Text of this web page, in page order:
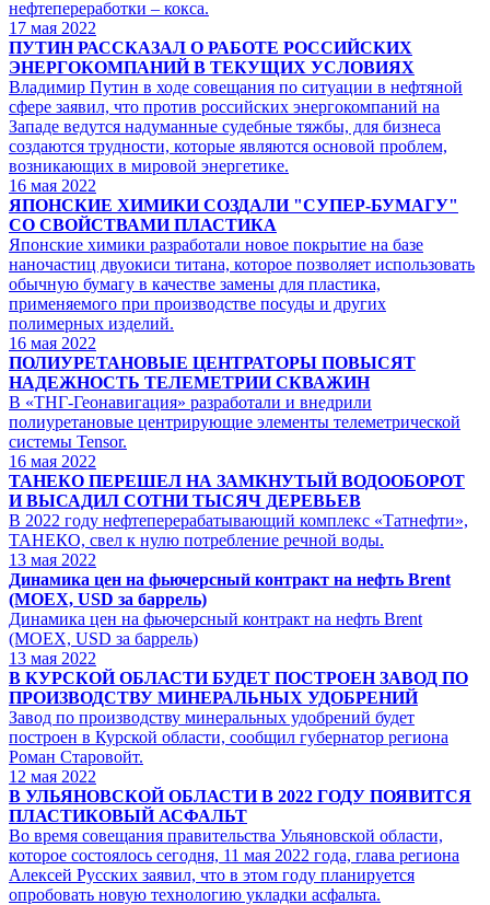
нефтепереработки – кокса.
17 мая 2022
ПУТИН РАССКАЗАЛ О РАБОТЕ РОССИЙСКИХ
ЭНЕРГОКОМПАНИЙ В ТЕКУЩИХ УСЛОВИЯХ
Владимир Путин в ходе совещания по ситуации в нефтяной
сфере заявил, что против российских энергокомпаний на
Западе ведутся надуманные судебные тяжбы, для бизнеса
создаются трудности, которые являются основой проблем,
возникающих в мировой энергетике.
16 мая 2022
ЯПОНСКИЕ ХИМИКИ СОЗДАЛИ "СУПЕР-БУМАГУ"
СО СВОЙСТВАМИ ПЛАСТИКА
Японские химики разработали новое покрытие на базе
наночастиц двуокиси титана, которое позволяет использовать
обычную бумагу в качестве замены для пластика,
применяемого при производстве посуды и других
полимерных изделий.
16 мая 2022
ПОЛИУРЕТАНОВЫЕ ЦЕНТРАТОРЫ ПОВЫСЯТ
НАДЕЖНОСТЬ ТЕЛЕМЕТРИИ СКВАЖИН
В «ТНГ-Геонавигация» разработали и внедрили
полиуретановые центрирующие элементы телеметрической
системы Tensor.
16 мая 2022
ТАНЕКО ПЕРЕШЕЛ НА ЗАМКНУТЫЙ ВОДООБОРОТ
И ВЫСАДИЛ СОТНИ ТЫСЯЧ ДЕРЕВЬЕВ
В 2022 году нефтеперерабатывающий комплекс «Татнефти»,
ТАНЕКО, свел к нулю потребление речной воды.
13 мая 2022
Динамика цен на фьючерсный контракт на нефть Brent
(MOEX, USD за баррель)
Динамика цен на фьючерсный контракт на нефть Brent
(MOEX, USD за баррель)
13 мая 2022
В КУРСКОЙ ОБЛАСТИ БУДЕТ ПОСТРОЕН ЗАВОД ПО
ПРОИЗВОДСТВУ МИНЕРАЛЬНЫХ УДОБРЕНИЙ
Завод по производству минеральных удобрений будет
построен в Курской области, сообщил губернатор региона
Роман Старовойт.
12 мая 2022
В УЛЬЯНОВСКОЙ ОБЛАСТИ В 2022 ГОДУ ПОЯВИТСЯ
ПЛАСТИКОВЫЙ АСФАЛЬТ
Во время совещания правительства Ульяновской области,
которое состоялось сегодня, 11 мая 2022 года, глава региона
Алексей Русских заявил, что в этом году планируется
опробовать новую технологию укладки асфальта.